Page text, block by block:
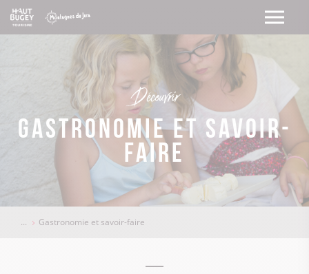
Découvrir
Gastronomie et savoir-
faire
Gastronomie et savoir-faire